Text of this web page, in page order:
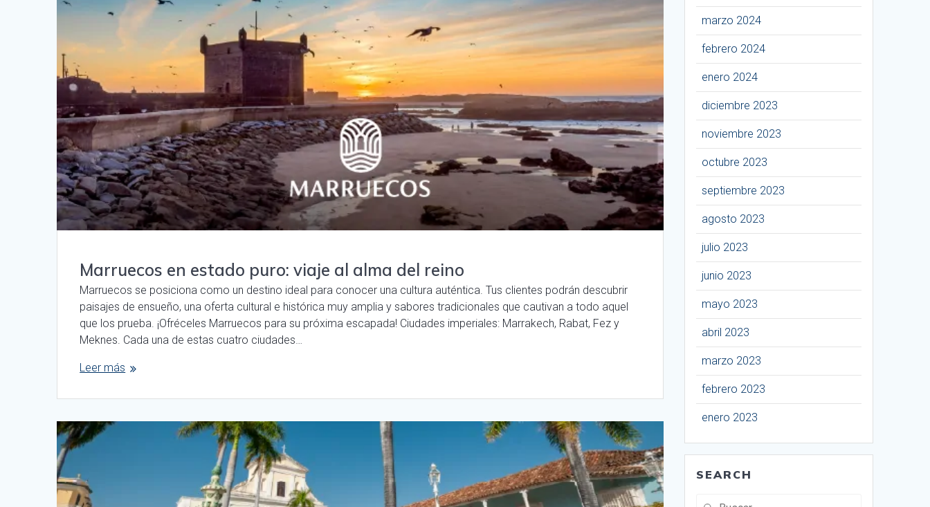
Marruecos en estado puro: viaje al alma del reino
Marruecos se posiciona como un destino ideal para conocer una cultura auténtica. Tus clientes podrán descubrir
paisajes de ensueño, una oferta cultural e histórica muy amplia y sabores tradicionales que cautivan a todo aquel
que los prueba. ¡Ofréceles Marruecos para su próxima escapada! Ciudades imperiales: Marrakech, Rabat, Fez y
Meknes. Cada una de estas cuatro ciudades…
Leer más
marzo 2024
febrero 2024
enero 2024
diciembre 2023
noviembre 2023
octubre 2023
septiembre 2023
agosto 2023
julio 2023
junio 2023
mayo 2023
abril 2023
marzo 2023
febrero 2023
enero 2023
SEARCH
Buscar: